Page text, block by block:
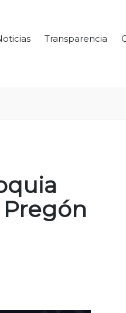
Transparencia